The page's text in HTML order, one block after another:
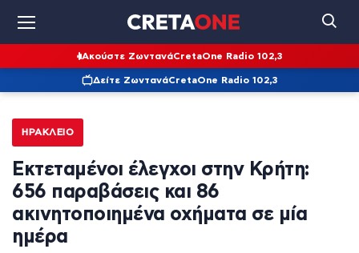
Ακούστε ΖωντανάCretaOne Radio 102,3
Δείτε ΖωντανάCretaOne Radio 102,3
ΗΡΆΚΛΕΙΟ
Εκτεταμένοι έλεγχοι στην Κρήτη:
656 παραβάσεις και 86
ακινητοποιημένα οχήματα σε μία
ημέρα